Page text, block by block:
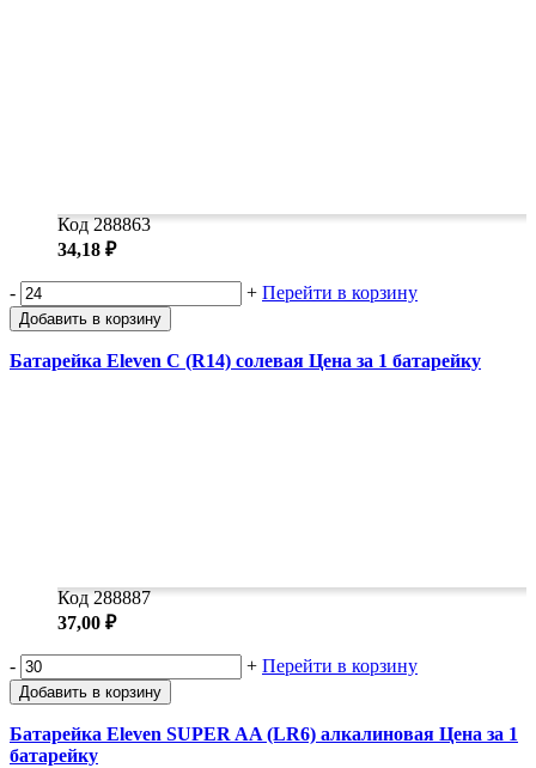
Код 288863
34,18 ₽
- + Перейти в корзину
Добавить в корзину
Батарейка Eleven C (R14) солевая Цена за 1 батарейку
Код 288887
37,00 ₽
- + Перейти в корзину
Добавить в корзину
Батарейка Eleven SUPER AA (LR6) алкалиновая Цена за 1
батарейку